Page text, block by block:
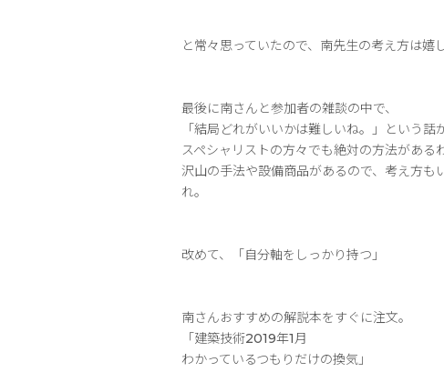
と常々思っていたので、南先生の考え方は嬉
最後に南さんと参加者の雑談の中で、
「結局どれがいいかは難しいね。」という話
スペシャリストの方々でも絶対の方法がある
沢山の手法や設備商品があるので、考え方も
れ。
改めて、「自分軸をしっかり持つ」
南さんおすすめの解説本をすぐに注文。
「建築技術2019年1月
わかっているつもりだけの換気」